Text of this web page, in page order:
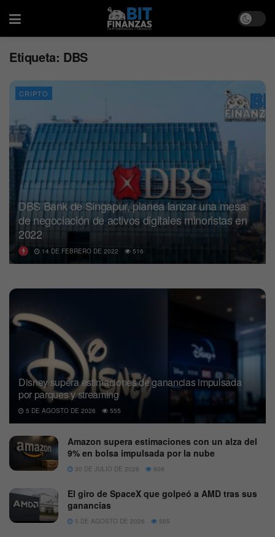
Etiqueta: DBS
CRIPTO
DBS Bank de Singapur, planea lanzar una mesa
de negociación de activos digitales minoristas en
2022
14 DE FEBRERO DE 2022 516
Disney supera estimaciones de ganancias impulsada
por parques y streaming
5 DE AGOSTO DE 2026 555
Amazon supera estimaciones con un alza del
9% en bolsa impulsada por la nube
30 DE JULIO DE 2026 609
El giro de SpaceX que golpeó a AMD tras sus
ganancias
5 DE AGOSTO DE 2026 565